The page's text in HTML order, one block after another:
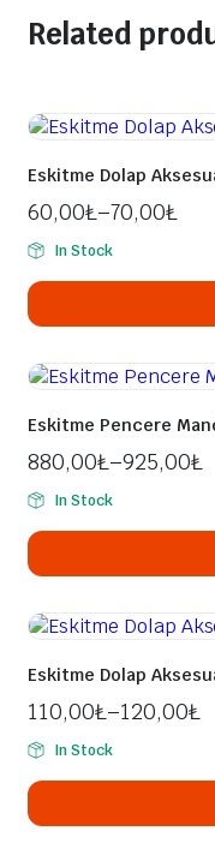
Related
Eskitme Dolap
60,00₺–70,00₺
In Stock
ürünün
birden
fazla
varyasyonu
var.
Seçenekler
ürün
sayfasından
seçilebilir
Eskitme Pencere
880,00₺–925,00₺
In Stock
ürünün
birden
fazla
varyasyonu
var.
Seçenekler
ürün
sayfasından
seçilebilir
Eskitme Dolap
110,00₺–120,00₺
In Stock